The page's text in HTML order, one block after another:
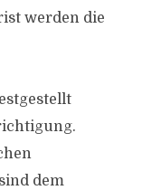
werden die
dem